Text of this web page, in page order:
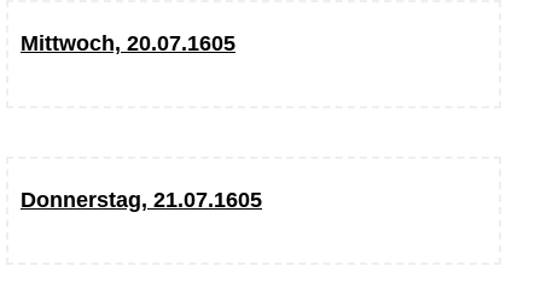
Mittwoch, 20.07.1605
Donnerstag, 21.07.1605